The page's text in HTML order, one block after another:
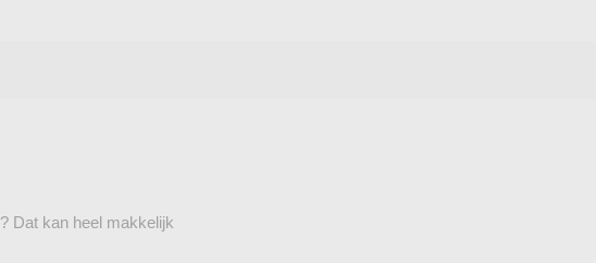
? Dat kan heel makkelijk